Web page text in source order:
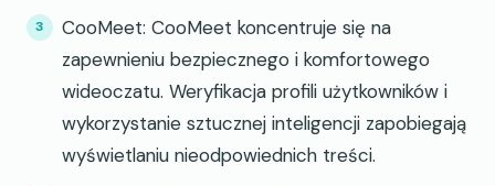
CooMeet: CooMeet koncentruje się na
zapewnieniu bezpiecznego i komfortowego
wideoczatu. Weryfikacja profili użytkowników i
wykorzystanie sztucznej inteligencji zapobiegają
wyświetlaniu nieodpowiednich treści.